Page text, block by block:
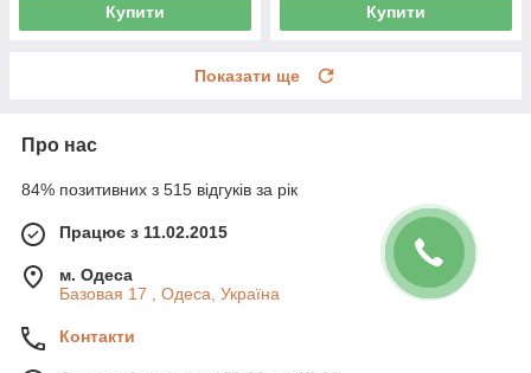
Купити Купити
Показати ще
Про нас
84% позитивних з 515 відгуків за рік
Працює з 11.02.2015
м. Одеса
Базовая 17 , Одеса, Україна
Контакти